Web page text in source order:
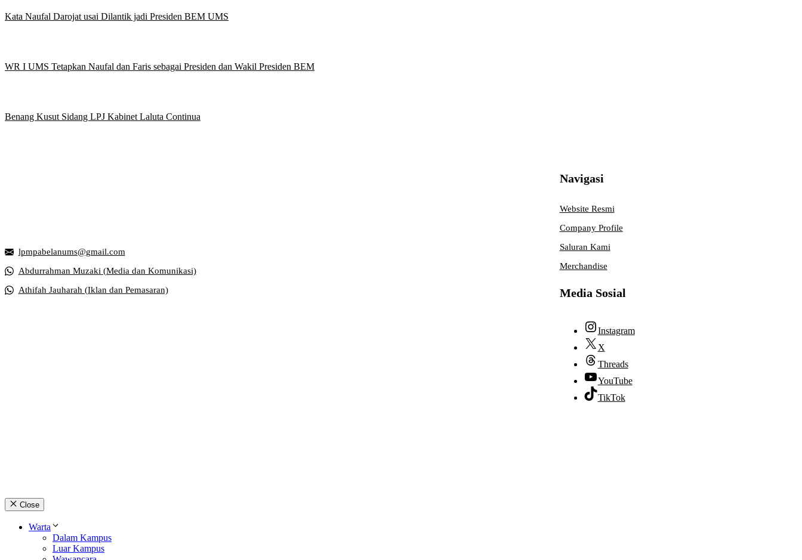
Kata Naufal Darojat usai Dilantik jadi Presiden BEM UMS
WR I UMS Tetapkan Naufal dan Faris sebagai Presiden dan Wakil Presiden BEM
Benang Kusut Sidang LPJ Kabinet Laluta Continua
lpmpabelanums@gmail.com
Abdurrahman Muzaki (Media dan Komunikasi)
Athifah Jauharah (Iklan dan Pemasaran)
Navigasi
Website Resmi
Company Profile
Saluran Kami
Merchandise
Media Sosial
Instagram
X
Threads
YouTube
TikTok
Close
Warta
Dalam Kampus
Luar Kampus